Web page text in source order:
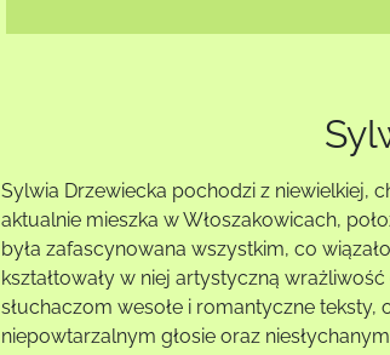
Sylwia Drzewiecka pochodzi z niewielkiej,
aktualnie mieszka w Włoszakowicach,
była zafascynowana wszystkim, co
kształtowały w niej artystyczną
słuchaczom wesołe i romantyczne
niepowtarzalnym głosie oraz